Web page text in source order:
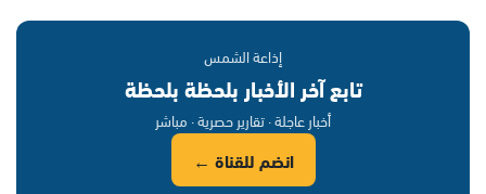
إذاعة الشمس
تابع آخر الأخبار بلحظة بلحظة
أخبار عاجلة · تقارير حصرية · مباشر
انضم للقناة ←